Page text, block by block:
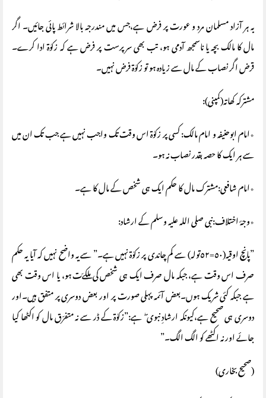
یہ ہر آزاد مسلمان مرد و عورت پر فرض ہے،جس میں مندرجہ بالا شرائط پائی جائیں۔ اگر
مال کا مالک بچہ یا ناسمجھ آدمی ہو، تب بھی سرپرست پر فرض ہے کہ زکوٰة ادا کرے۔
قرض اگر نصاب کے مال سے زیادہ ہو تو زکوٰة فرض نہیں۔
مشترکہ کھاتہ(کمپنی):
٭امام ابوحنیفہ و امام مالک: کسی پر زکوٰة اس وقت تک واجب نہیں ہے جب تک ان میں
سے ہر ایک کا حصہ بقدر نصاب نہ ہو۔
٭امام شافعی:مشترک مال کا حکم ایک ہی شخص کے مال کا ہے۔
٭وجۂ اختلاف:نبی صلی اللہ علیہ وسلم کے ارشاد:
”پانچ اوقیہ(٥٠=٥٢تولہ) سے کم چاندی پر زکوٰة نہیں ہے۔” سے یہ واضح نہیں کہ آیا یہ حکم
صرف اس وقت ہے، جبکہ مال صرف ایک ہی شخص کی ملکےّت ہو، یا اس وقت بھی
ہے جبکہ کئی شریک ہوں۔بعض آئمہ پہلی صورت پر اور بعض دوسری پر متفق ہیں۔اور
دوسری ہی صحیح ہے،کیونکہ ارشادِ نبوی ۖ ہے:”زکوٰة کے ڈر سے نہ متفرّق مال کو اکٹھا کیا
جائے اور نہ اکٹھے کو الگ الگ۔”
(صحیح بخاری)